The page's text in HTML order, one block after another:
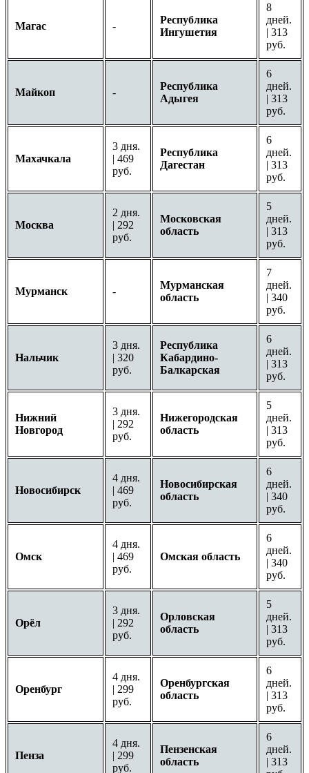
Магас -
Республика
Ингушетия
8
дней.
| 313
руб.
Майкоп -
Республика
Адыгея
6
дней.
| 313
руб.
Махачкала
3 дня.
| 469
руб.
Республика
Дагестан
6
дней.
| 313
руб.
Москва
2 дня.
| 292
руб.
Московская
область
5
дней.
| 313
руб.
Мурманск -
Мурманская
область
7
дней.
| 340
руб.
Нальчик
3 дня.
| 320
руб.
Республика
Кабардино-
Балкарская
6
дней.
| 313
руб.
Нижний
Новгород
3 дня.
| 292
руб.
Нижегородская
область
5
дней.
| 313
руб.
Новосибирск
4 дня.
| 469
руб.
Новосибирская
область
6
дней.
| 340
руб.
Омск
4 дня.
| 469
руб.
Омская область
6
дней.
| 340
руб.
Орёл
3 дня.
| 292
руб.
Орловская
область
5
дней.
| 313
руб.
Оренбург
4 дня.
| 299
руб.
Оренбургская
область
6
дней.
| 313
руб.
Пенза
4 дня.
| 299
руб.
Пензенская
область
6
дней.
| 313